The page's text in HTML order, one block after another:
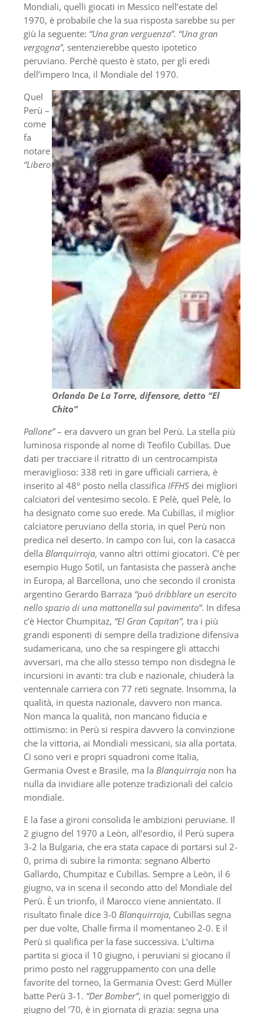
Mondiali, quelli giocati in Messico nell’estate del
1970, è probabile che la sua risposta sarebbe su per
giù la seguente: “Una gran verguenza”. “Una gran
vergogna”, sentenzierebbe questo ipotetico
peruviano. Perchè questo è stato, per gli eredi
dell’impero Inca, il Mondiale del 1970.
Orlando De La Torre, difensore, detto “El
Chito”
Quel
Perù –
come
fa
notare
“Libero
Pallone”– era davvero un gran bel Perù. La stella più
luminosa risponde al nome di Teofilo Cubillas. Due
dati per tracciare il ritratto di un centrocampista
meraviglioso: 338 reti in gare ufficiali carriera, è
inserito al 48° posto nella classifica IFFHS dei migliori
calciatori del ventesimo secolo. E Pelè, quel Pelè, lo
ha designato come suo erede. Ma Cubillas, il miglior
calciatore peruviano della storia, in quel Perù non
predica nel deserto. In campo con lui, con la casacca
della Blanquirroja, vanno altri ottimi giocatori. C’è per
esempio Hugo Sotìl, un fantasista che passerà anche
in Europa, al Barcellona, uno che secondo il cronista
argentino Gerardo Barraza “può dribblare un esercito
nello spazio di una mattonella sul pavimento”. In difesa
c’è Hector Chumpitaz, “El Gran Capitan”, tra i più
grandi esponenti di sempre della tradizione difensiva
sudamericana, uno che sa respingere gli attacchi
avversari, ma che allo stesso tempo non disdegna le
incursioni in avanti: tra club e nazionale, chiuderà la
ventennale carriera con 77 reti segnate. Insomma, la
qualità, in questa nazionale, davvero non manca.
Non manca la qualità, non mancano fiducia e
ottimismo: in Perù si respira davvero la convinzione
che la vittoria, ai Mondiali messicani, sia alla portata.
Ci sono veri e propri squadroni come Italia,
Germania Ovest e Brasile, ma la Blanquirroja non ha
nulla da invidiare alle potenze tradizionali del calcio
mondiale.
E la fase a gironi consolida le ambizioni peruviane. Il
2 giugno del 1970 a Leòn, all’esordio, il Perù supera
3-2 la Bulgaria, che era stata capace di portarsi sul 2-
0, prima di subire la rimonta: segnano Alberto
Gallardo, Chumpitaz e Cubillas. Sempre a Leòn, il 6
giugno, va in scena il secondo atto del Mondiale del
Perù. È un trionfo, il Marocco viene annientato. Il
risultato finale dice 3-0 Blanquirroja, Cubillas segna
per due volte, Challe firma il momentaneo 2-0. E il
Perù si qualifica per la fase successiva. L’ultima
partita si gioca il 10 giugno, i peruviani si giocano il
primo posto nel raggruppamento con una delle
favorite del torneo, la Germania Ovest: Gerd Müller
batte Perù 3-1. “Der Bomber”, in quel pomeriggio di
giugno del ’70, è in giornata di grazia: segna una